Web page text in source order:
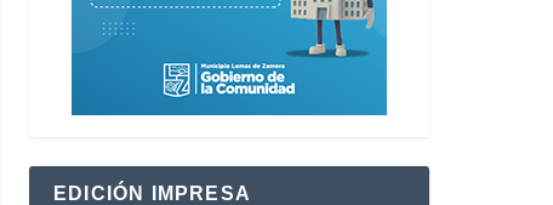
EDICIÓN IMPRESA